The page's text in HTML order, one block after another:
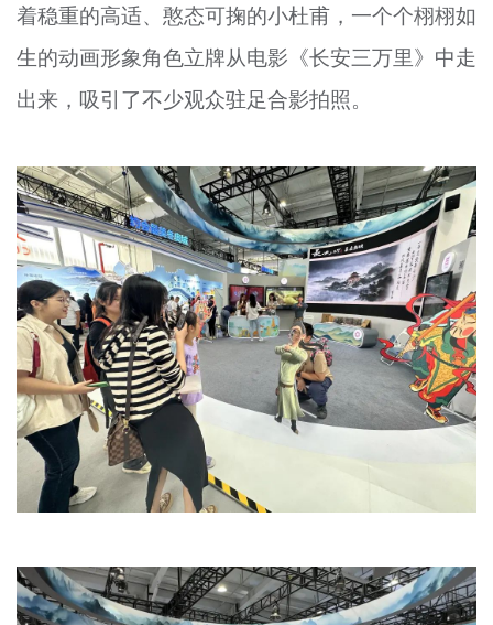
着稳重的高适、憨态可掬的小杜甫，一个个栩栩如
生的动画形象角色立牌从电影《长安三万里》中走
出来，吸引了不少观众驻足合影拍照。